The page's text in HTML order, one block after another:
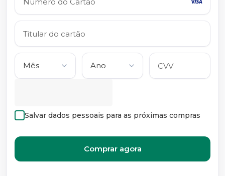
Salvar dados pessoais para as próximas compras
Comprar agora